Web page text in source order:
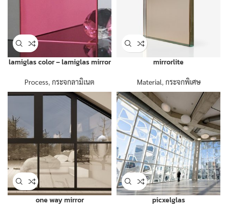
lamiglas color – lamiglas mirror
Process, กระจกลามิเนต
mirrorlite
Material, กระจกพิเศษ
one way mirror picxelglas